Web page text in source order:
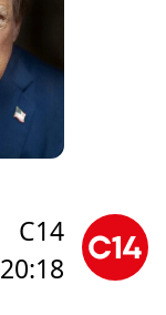
C14
20:18